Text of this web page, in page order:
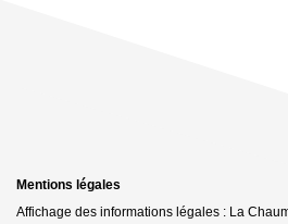
Mentions légales
Affichage des informations légales : La